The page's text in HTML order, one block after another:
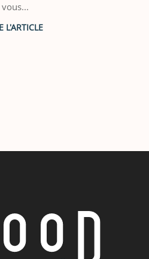
vous...